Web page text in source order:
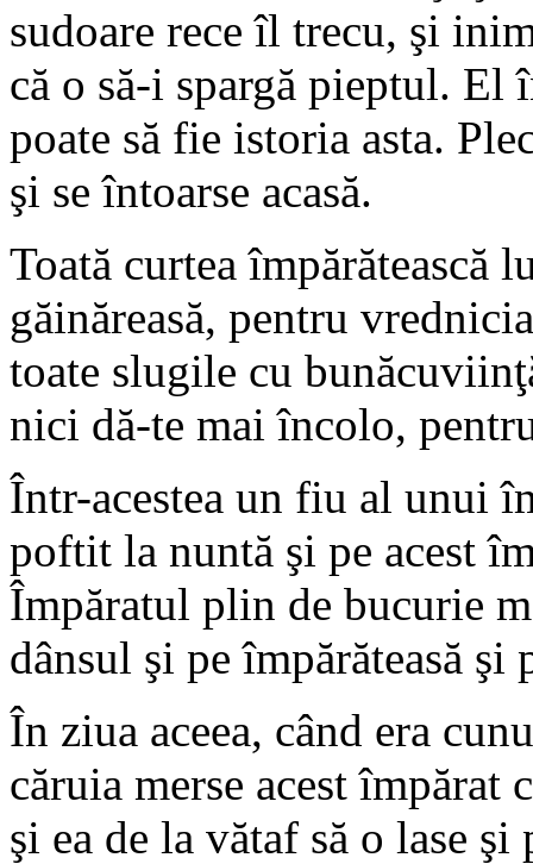
sudoare rece îl trecu, şi
că o să-i spargă pieptul. El
poate să fie istoria asta.
şi se întoarse acasă.
Toată curtea împărătească
găinăreasă, pentru
toate slugile cu
nici dă-te mai încolo,
Într-acestea un fiu al unui
poftit la nuntă şi pe acest
Împăratul plin de bucurie
dânsul şi pe împărăteasă şi
În ziua aceea, când era
căruia merse acest împărat
şi ea de la vătaf să o lase şi